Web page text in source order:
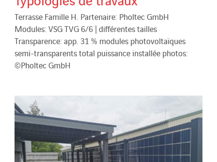
Terrasse Famille H. Partenaire: Pholtec GmbH
Modules: VSG TVG 6/6 | différentes tailles
Transparence: app. 31 % modules photovoltaïques
semi-transparents total puissance installée photos:
©Pholtec GmbH